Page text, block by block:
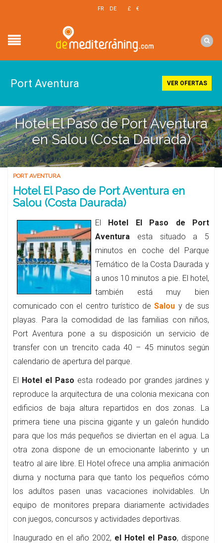
FR DE £ €
Port Aventura VER OFERTAS
Hotel El Paso de Port Aventura
en Salou (Costa Daurada)
PORT AVENTURA
Hotel El Paso de Port Aventura en
Salou (Costa Daurada)
El Hotel El Paso de Port
Aventura esta situado a 5
minutos en coche del Parque
Temático de la Costa Daurada y
a unos 10 minutos a pie. El hotel,
también está muy bien
comunicado con el centro turístico deSalou y de sus
playas. Para la comodidad de las familias con niños,
Port Aventura pone a su disposición un servicio de
transfer con un trencito cada 40 – 45 minutos según
calendario de apertura del parque.
El Hotel el Paso esta rodeado por grandes jardines y
reproduce la arquitectura de una colonia mexicana con
edificios de baja altura repartidos en dos zonas. La
primera tiene una piscina gigante y un galeón hundido
para que los más pequeños se diviertan en el agua. La
otra zona dispone de un emocionante laberinto y un
teatro al aire libre. El Hotel ofrece una amplia animación
diurna y nocturna para que tanto los pequeños cómo
los adultos pasen unas vacaciones inolvidables. Un
equipo de monitores prepara diariamente actividades
con juegos, concursos y actividades deportivas.
Inaugurado en el año 2002, el Hotel el Paso, dispone